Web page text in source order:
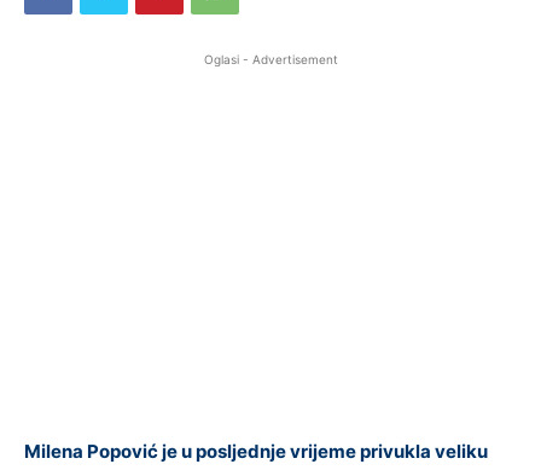
Oglasi - Advertisement
Milena Popović je u posljednje vrijeme privukla veliku